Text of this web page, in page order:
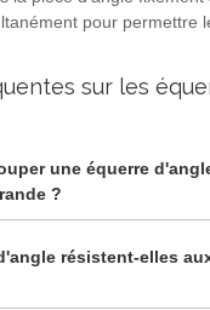
pour permettre
sur les
une équerre
?
résistent-elles